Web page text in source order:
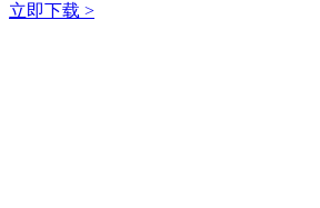
立即下载 >